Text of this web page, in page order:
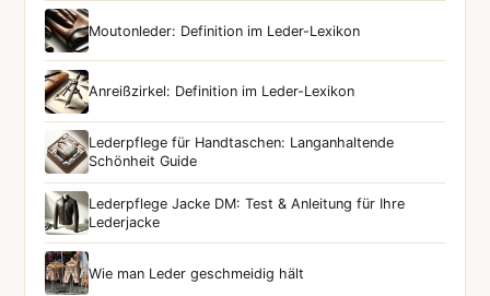
Moutonleder: Definition im Leder-Lexikon
Anreißzirkel: Definition im Leder-Lexikon
Lederpflege für Handtaschen: Langanhaltende
Schönheit Guide
Lederpflege Jacke DM: Test & Anleitung für Ihre
Lederjacke
Wie man Leder geschmeidig hält